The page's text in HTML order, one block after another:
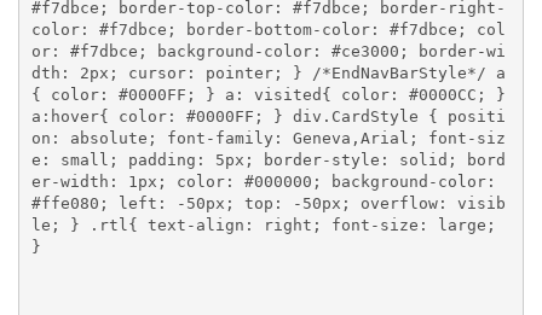
#f7dbce; border-top-color: #f7dbce; border-right-
color: #f7dbce; border-bottom-color: #f7dbce; col
or: #f7dbce; background-color: #ce3000; border-wi
dth: 2px; cursor: pointer; } /*EndNavBarStyle*/ a
{ color: #0000FF; } a: visited{ color: #0000CC; }
a:hover{ color: #0000FF; } div.CardStyle { positi
on: absolute; font-family: Geneva,Arial; font-siz
e: small; padding: 5px; border-style: solid; bord
er-width: 1px; color: #000000; background-color:
#ffe080; left: -50px; top: -50px; overflow: visib
le; } .rtl{ text-align: right; font-size: large;
}